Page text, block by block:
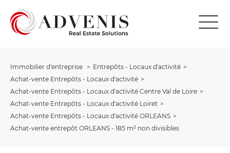
Immobilier d'entreprise
Entrepôts - Locaux d'activité
Achat-vente Entrepôts - Locaux d'activité
Achat-vente Entrepôts - Locaux d'activité Centre Val de Loire
Achat-vente Entrepôts - Locaux d'activité Loiret
Achat-vente Entrepôts - Locaux d'activité ORLEANS
Achat-vente entrepôt ORLEANS - 185 m² non divisibles